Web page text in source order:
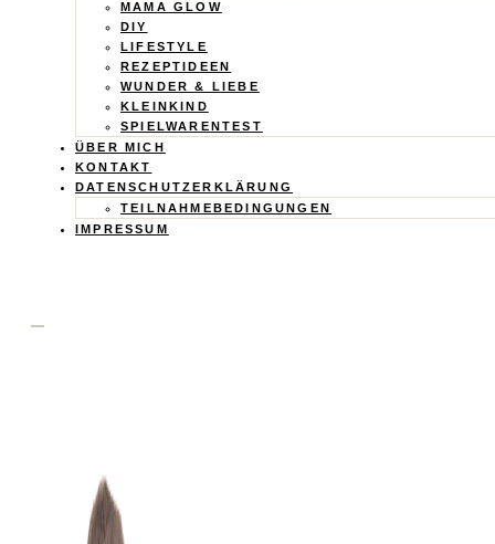
MAMA GLOW
DIY
LIFESTYLE
REZEPTIDEEN
WUNDER & LIEBE
KLEINKIND
SPIELWARENTEST
ÜBER MICH
KONTAKT
DATENSCHUTZERKLÄRUNG
TEILNAHMEBEDINGUNGEN
IMPRESSUM